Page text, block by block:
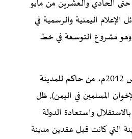
الحادي والعشرين من مايو
اليمنية والرسمية في
وهو مشروع التوسعة في خط
غير ذلك لا مشاريع، غير تحول السيد وحيد رشيد، منذ تعيينه في يوم الخميس الأول من مارس 2012م، من حاكم للمدينة
المسلمين في اليمن), ظل
واستعادة الدولة
التي كانت قبل عقدين مدينة